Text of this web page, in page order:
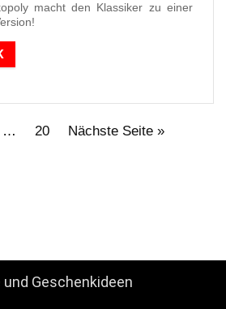
macht den Klassiker zu einer
20 Nächste Seite »
Geschenkideen